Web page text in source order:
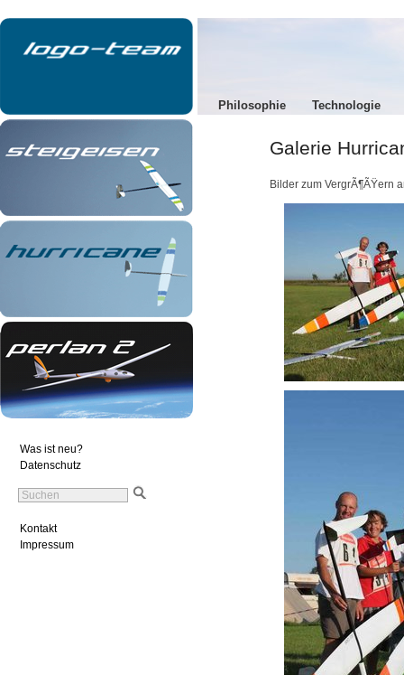
Philosophie Technologie
Galerie
Bilder zum VergrÃ¶ÃŸern
Was ist neu?
Datenschutz
Kontakt
Impressum